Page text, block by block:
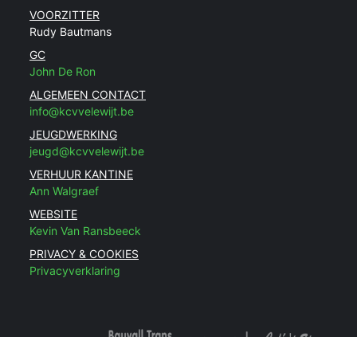
VOORZITTER
Rudy Bautmans
GC
John De Ron
ALGEMEEN CONTACT
info@kcvvelewijt.be
JEUGDWERKING
jeugd@kcvvelewijt.be
VERHUUR KANTINE
Ann Walgraef
WEBSITE
Kevin Van Ransbeeck
PRIVACY & COOKIES
Privacyverklaring